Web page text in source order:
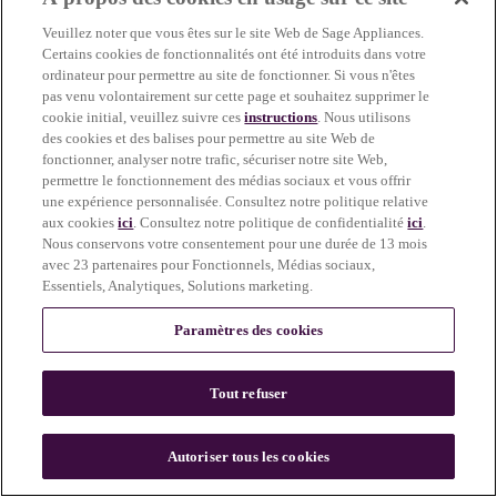
more information)
n
Veuillez noter que vous êtes sur le site Web de Sage Appliances.
Certains cookies de fonctionnalités ont été introduits dans votre
ordinateur pour permettre au site de fonctionner. Si vous n'êtes
pas venu volontairement sur cette page et souhaitez supprimer le
cookie initial, veuillez suivre cesinstructions. Nous utilisons
des cookies et des balises pour permettre au site Web de
fonctionner, analyser notre trafic, sécuriser notre site Web,
permettre le fonctionnement des médias sociaux et vous offrir
une expérience personnalisée. Consultez notre politique relative
aux cookiesici. Consultez notre politique de confidentialitéici.
Nous conservons votre consentement pour une durée de 13 mois
avec 23 partenaires pour Fonctionnels, Médias sociaux,
Essentiels, Analytiques, Solutions marketing.
Paramètres des cookies
Tout refuser
Autoriser tous les cookies